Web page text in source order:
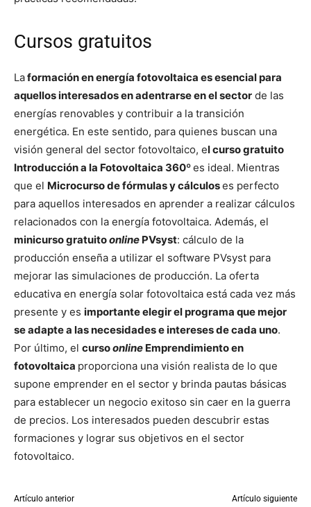
Cursos gratuitos
Laformación en energía fotovoltaica es esencial para
aquellos interesados en adentrarse en el sector de las
energías renovables y contribuir a la transición
energética. En este sentido, para quienes buscan una
visión general del sector fotovoltaico, el curso gratuito
Introducción a la Fotovoltaica 360ºes ideal. Mientras
que el Microcurso de fórmulas y cálculoses perfecto
para aquellos interesados en aprender a realizar cálculos
relacionados con la energía fotovoltaica. Además, el
minicurso gratuitoonline PVsyst: cálculo de la
producción enseña a utilizar el software PVsyst para
mejorar las simulaciones de producción. La oferta
educativa en energía solar fotovoltaica está cada vez más
presente y es importante elegir el programa que mejor
se adapte a las necesidades e intereses de cada uno.
Por último, el cursoonline Emprendimiento en
fotovoltaica proporciona una visión realista de lo que
supone emprender en el sector y brinda pautas básicas
para establecer un negocio exitoso sin caer en la guerra
de precios. Los interesados pueden descubrir estas
formaciones y lograr sus objetivos en el sector
fotovoltaico.
Artículo anterior Artículo siguiente